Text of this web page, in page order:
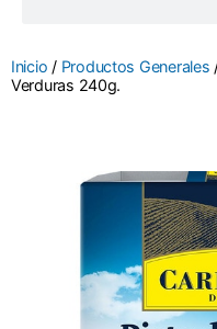
Inicio / Productos Generales
Verduras 240g.